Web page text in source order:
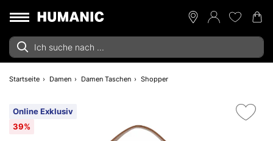
Startseite Damen Damen Taschen Shopper
Online Exklusiv
39%